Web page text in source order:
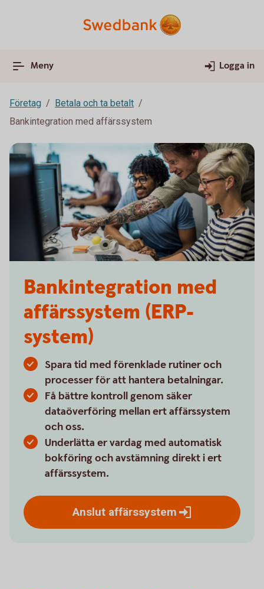
Meny Logga in
Företag
Betala och ta betalt
Bankintegration med affärssystem
Bankintegration med
affärssystem (ERP-
system)
Spara tid med förenklade rutiner och
processer för att hantera betalningar.
Få bättre kontroll genom säker
dataöverföring mellan ert affärssystem
och oss.
Underlätta er vardag med automatisk
bokföring och avstämning direkt i ert
affärssystem.
Anslut affärssystem